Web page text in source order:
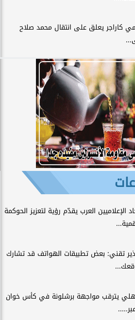
كاراجر يعلق على انتقال محمد صلاح
الإعلاميين العرب يقدّم رؤية لتعزيز الحوكمة
تقني: بعض تطبيقات الهواتف قد تشارك
يترقب مواجهة برشلونة في كأس خوان